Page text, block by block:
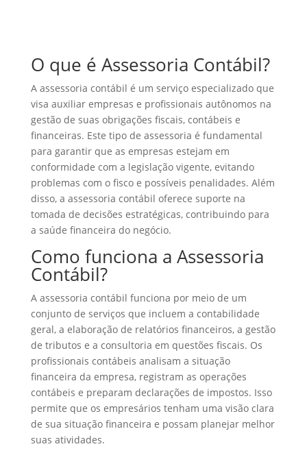
O que é Assessoria Contábil?
A assessoria contábil é um serviço especializado que
visa auxiliar empresas e profissionais autônomos na
gestão de suas obrigações fiscais, contábeis e
financeiras. Este tipo de assessoria é fundamental
para garantir que as empresas estejam em
conformidade com a legislação vigente, evitando
problemas com o fisco e possíveis penalidades. Além
disso, a assessoria contábil oferece suporte na
tomada de decisões estratégicas, contribuindo para
a saúde financeira do negócio.
Como funciona a Assessoria
Contábil?
A assessoria contábil funciona por meio de um
conjunto de serviços que incluem a contabilidade
geral, a elaboração de relatórios financeiros, a gestão
de tributos e a consultoria em questões fiscais. Os
profissionais contábeis analisam a situação
financeira da empresa, registram as operações
contábeis e preparam declarações de impostos. Isso
permite que os empresários tenham uma visão clara
de sua situação financeira e possam planejar melhor
suas atividades.